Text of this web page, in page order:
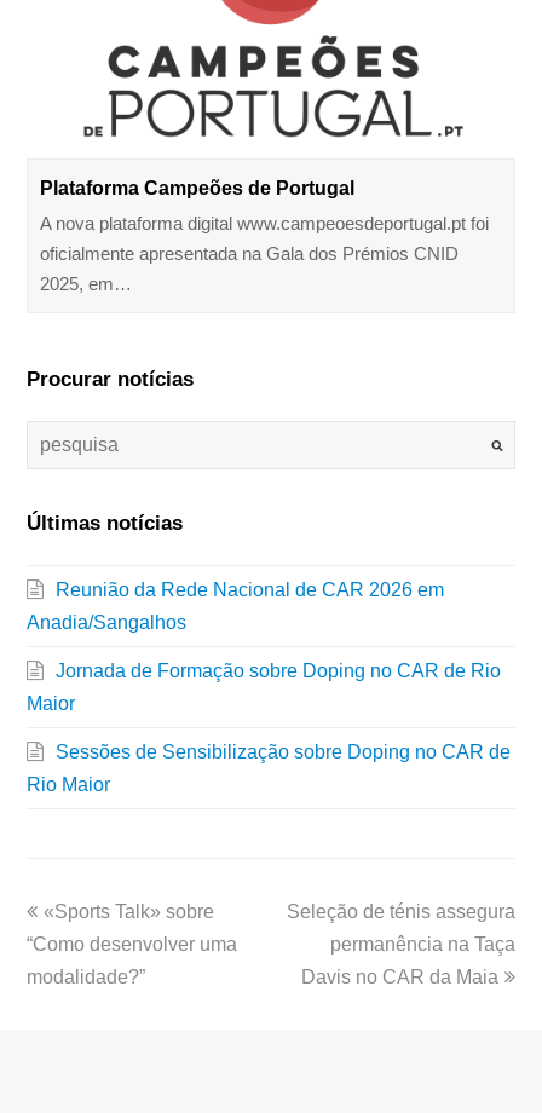
Plataforma Campeões de Portugal
A nova plataforma digital www.campeoesdeportugal.pt foi
oficialmente apresentada na Gala dos Prémios CNID
2025, em…
Procurar notícias
Últimas notícias
Reunião da Rede Nacional de CAR 2026 em
Anadia/Sangalhos
Jornada de Formação sobre Doping no CAR de Rio
Maior
Sessões de Sensibilização sobre Doping no CAR de
Rio Maior
Seleção de ténis assegura
permanência na Taça
Davis no CAR da Maia
«Sports Talk» sobre
“Como desenvolver uma
modalidade?”